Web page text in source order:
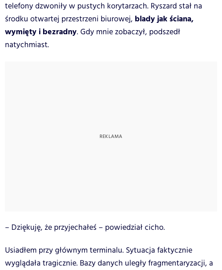
telefony dzwoniły w pustych korytarzach. Ryszard stał na
środku otwartej przestrzeni biurowej, blady jak ściana,
wymięty i bezradny. Gdy mnie zobaczył, podszedł
natychmiast.
– Dziękuję, że przyjechałeś – powiedział cicho.
Usiadłem przy głównym terminalu. Sytuacja faktycznie
wyglądała tragicznie. Bazy danych uległy fragmentaryzacji, a